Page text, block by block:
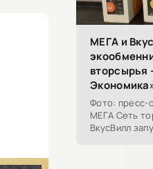
МЕГА и
вторсырья
Фото: пресс-
МЕГА Сеть
ВкусВилл